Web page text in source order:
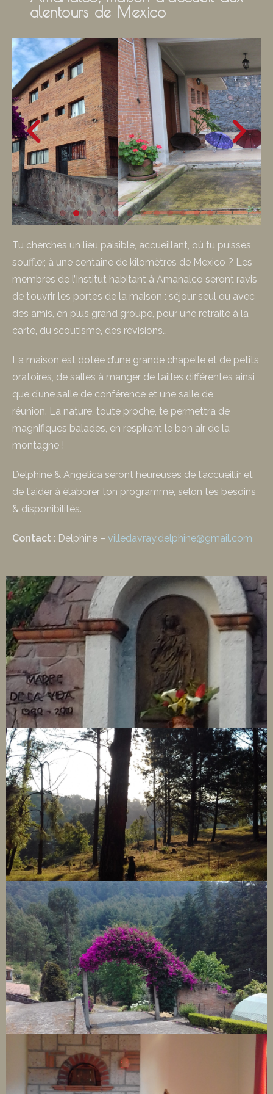
alentours de Mexico
Tu cherches un lieu paisible, accueillant, où tu puisses
souffler, à une centaine de kilomètres de Mexico ? Les
membres de l’Institut habitant à Amanalco seront ravis
de t’ouvrir les portes de la maison : séjour seul ou avec
des amis, en plus grand groupe, pour une retraite à la
carte, du scoutisme, des révisions…
La maison est dotée d’une grande chapelle et de petits
oratoires, de salles à manger de tailles différentes ainsi
que d’une salle de conférence et une salle de
réunion. La nature, toute proche, te permettra de
magnifiques balades, en respirant le bon air de la
montagne !
Delphine & Angelica seront heureuses de t’accueillir et
de t’aider à élaborer ton programme, selon tes besoins
& disponibilités.
Contact : Delphine – villedavray.delphine@gmail.com